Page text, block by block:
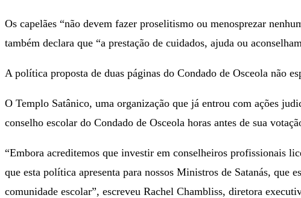
Os capelães “não devem fazer proselitismo ou menosprezar
também declara que “a prestação de cuidados, ajuda ou
A política proposta de duas páginas do Condado de Osceola não
O Templo Satânico, uma organização que já entrou com ações
conselho escolar do Condado de Osceola horas antes de sua
“Embora acreditemos que investir em conselheiros profissionais
que esta política apresenta para nossos Ministros de Satanás, que
comunidade escolar”, escreveu Rachel Chambliss, diretora